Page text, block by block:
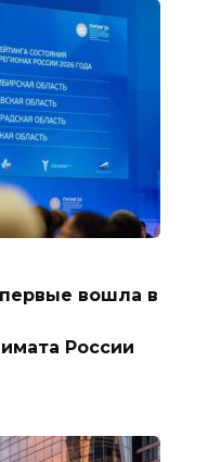
вошла в
России